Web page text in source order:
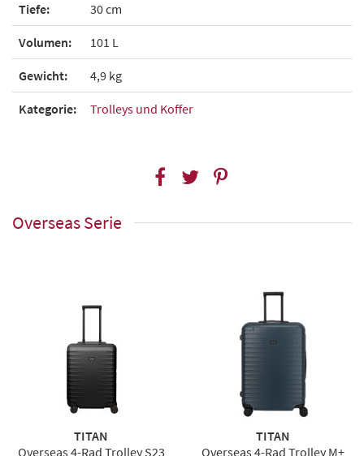
Tiefe: 30 cm
Volumen: 101 L
Gewicht: 4,9 kg
Kategorie: Trolleys und Koffer
Overseas Serie
TITAN
Overseas 4-Rad Trolley S23
TITAN
Overseas 4-Rad Trolley M+